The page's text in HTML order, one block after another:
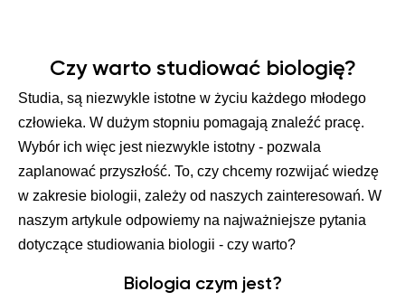
Czy warto studiować biologię?
Studia, są niezwykle istotne w życiu każdego młodego
człowieka. W dużym stopniu pomagają znaleźć pracę.
Wybór ich więc jest niezwykle istotny - pozwala
zaplanować przyszłość. To, czy chcemy rozwijać wiedzę
w zakresie biologii, zależy od naszych zainteresowań. W
naszym artykule odpowiemy na najważniejsze pytania
dotyczące studiowania biologii - czy warto?
Biologia czym jest?